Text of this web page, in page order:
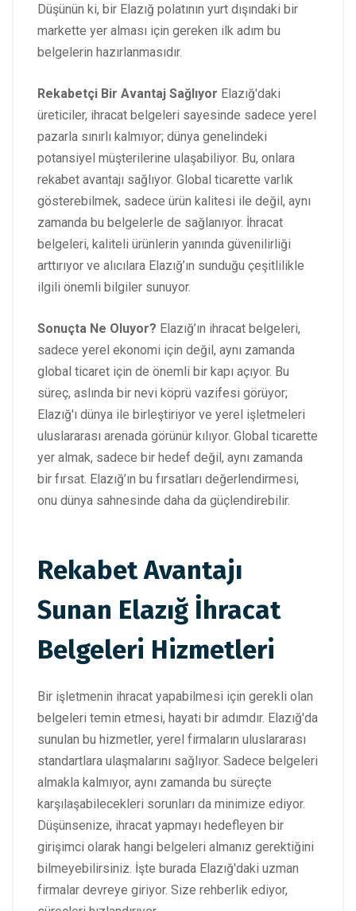
Düşünün ki, bir Elazığ polatının yurt dışındaki bir
markette yer alması için gereken ilk adım bu
belgelerin hazırlanmasıdır.
Rekabetçi Bir Avantaj Sağlıyor Elazığ'daki
üreticiler, ihracat belgeleri sayesinde sadece yerel
pazarla sınırlı kalmıyor; dünya genelindeki
potansiyel müşterilerine ulaşabiliyor. Bu, onlara
rekabet avantajı sağlıyor. Global ticarette varlık
gösterebilmek, sadece ürün kalitesi ile değil, aynı
zamanda bu belgelerle de sağlanıyor. İhracat
belgeleri, kaliteli ürünlerin yanında güvenilirliği
arttırıyor ve alıcılara Elazığ’ın sunduğu çeşitlilikle
ilgili önemli bilgiler sunuyor.
Sonuçta Ne Oluyor? Elazığ’ın ihracat belgeleri,
sadece yerel ekonomi için değil, aynı zamanda
global ticaret için de önemli bir kapı açıyor. Bu
süreç, aslında bir nevi köprü vazifesi görüyor;
Elazığ'ı dünya ile birleştiriyor ve yerel işletmeleri
uluslararası arenada görünür kılıyor. Global ticarette
yer almak, sadece bir hedef değil, aynı zamanda
bir fırsat. Elazığ’ın bu fırsatları değerlendirmesi,
onu dünya sahnesinde daha da güçlendirebilir.
Rekabet Avantajı
Sunan Elazığ İhracat
Belgeleri Hizmetleri
Bir işletmenin ihracat yapabilmesi için gerekli olan
belgeleri temin etmesi, hayati bir adımdır. Elazığ'da
sunulan bu hizmetler, yerel firmaların uluslararası
standartlara ulaşmalarını sağlıyor. Sadece belgeleri
almakla kalmıyor, aynı zamanda bu süreçte
karşılaşabilecekleri sorunları da minimize ediyor.
Düşünsenize, ihracat yapmayı hedefleyen bir
girişimci olarak hangi belgeleri almanız gerektiğini
bilmeyebilirsiniz. İşte burada Elazığ'daki uzman
firmalar devreye giriyor. Size rehberlik ediyor,